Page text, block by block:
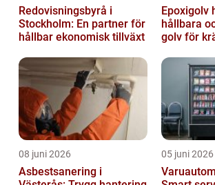
Redovisningsbyrå i
Stockholm: En partner för
hållbar ekonomisk tillväxt
Epoxigolv
hållbara
golv för
08 juni 2026
Asbestsanering i
05 juni 2026